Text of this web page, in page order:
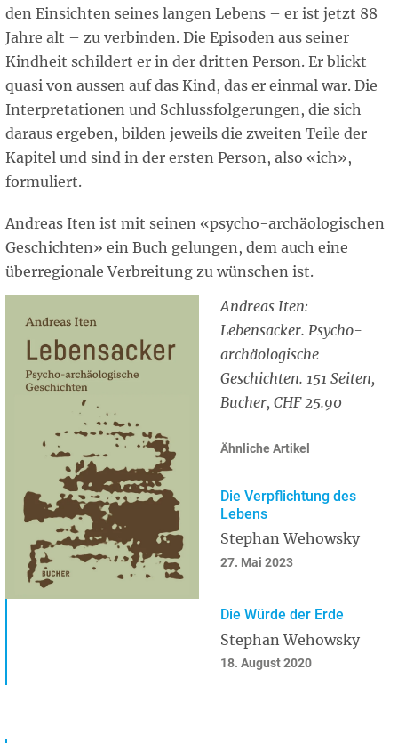
den Einsichten seines langen Lebens – er ist jetzt 88
Jahre alt – zu verbinden. Die Episoden aus seiner
Kindheit schildert er in der dritten Person. Er blickt
quasi von aussen auf das Kind, das er einmal war. Die
Interpretationen und Schlussfolgerungen, die sich
daraus ergeben, bilden jeweils die zweiten Teile der
Kapitel und sind in der ersten Person, also «ich»,
formuliert.
Andreas Iten ist mit seinen «psycho-archäologischen
Geschichten» ein Buch gelungen, dem auch eine
überregionale Verbreitung zu wünschen ist.
Andreas Iten:
Lebensacker. Psycho-
archäologische
Geschichten. 151 Seiten,
Bucher, CHF 25.90
Ähnliche Artikel
Die Verpflichtung des
Lebens
Stephan Wehowsky
27. Mai 2023
Die Würde der Erde
Stephan Wehowsky
18. August 2020